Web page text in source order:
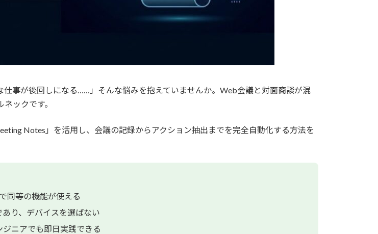
仕事が後回しになる……」そんな悩みを抱えていませんか。Web会議と対面商談が混
ックです。
Notes」を活用し、会議の記録からアクション抽出までを完全自動化する方法を
同等の機能が使える
り、デバイスを選ばない
ニアでも即日実践できる